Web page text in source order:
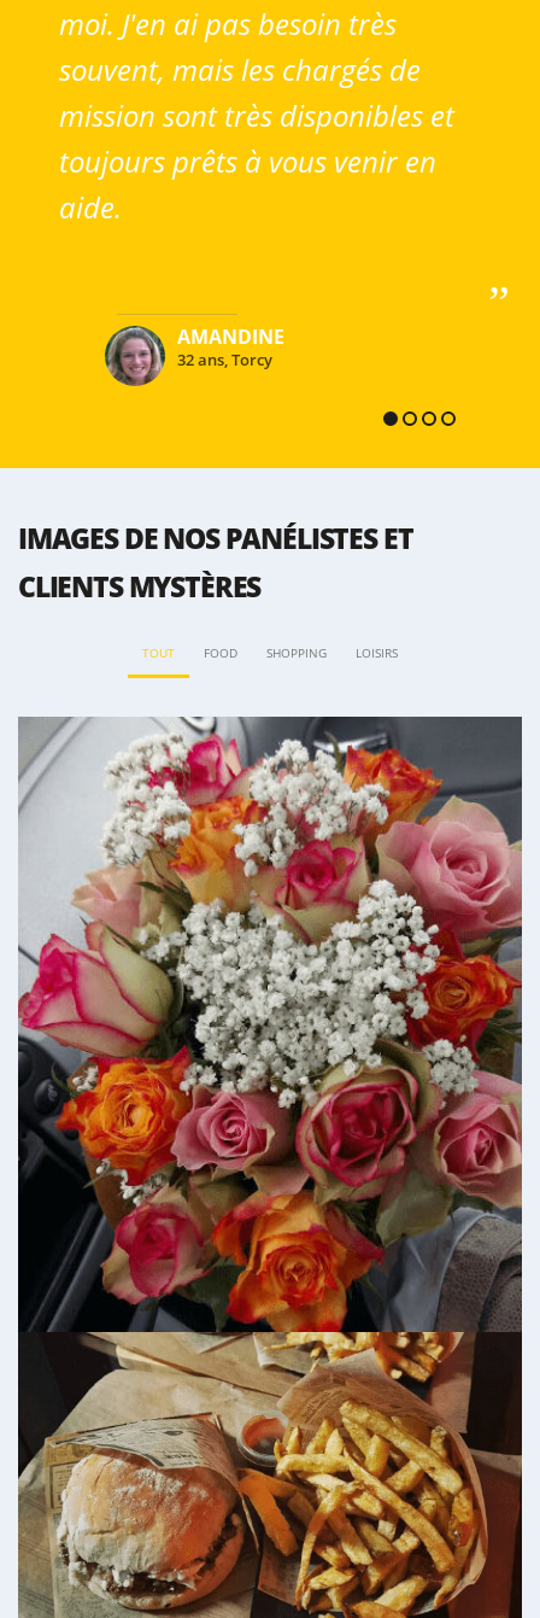
moi. J'en ai pas besoin très
souvent, mais les chargés de
mission sont très disponibles et
toujours prêts à vous venir en
aide.
AMANDINE
32 ans, Torcy
IMAGES DE NOS PANÉLISTES ET
CLIENTS MYSTÈRES
TOUT FOOD SHOPPING LOISIRS